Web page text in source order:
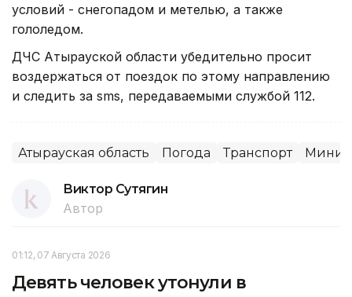
условий - снегопадом и метелью, а также
гололедом.
ДЧС Атырауской области убедительно просит
воздержаться от поездок по этому направлению
и следить за sms, передаваемыми службой 112.
Атырауская область Погода Транспорт
Виктор Сутягин
Автор
01:12, 07 Августа 2026
Девять человек утонули в